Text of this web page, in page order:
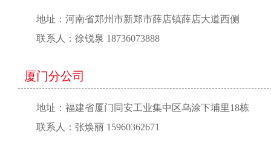
地址：河南省郑州市新郑市薛店镇薛店大道西侧
联系人：徐锐泉 18736073888
厦门分公司
地址：福建省厦门同安工业集中区乌涂下埔里18栋
联系人：张焕丽 15960362671